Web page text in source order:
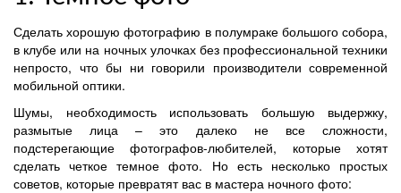
Сделать хорошую фотографию в полумраке большого собора,
в клубе или на ночных улочках без профессиональной техники
непросто, что бы ни говорили производители современной
мобильной оптики.
Шумы, необходимость использовать большую выдержку,
размытые лица – это далеко не все сложности,
подстерегающие фотографов-любителей, которые хотят
сделать четкое темное фото. Но есть несколько простых
советов, которые превратят вас в мастера ночного фото: